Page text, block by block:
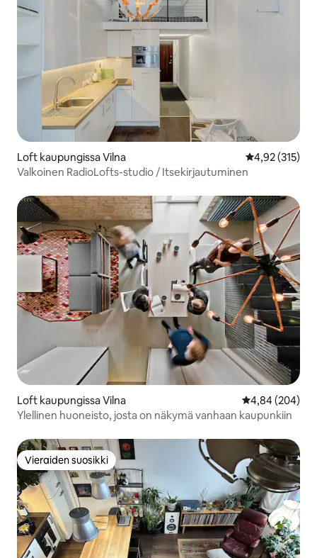
Loft kaupungissa Vilna
4,92 (315)
Valkoinen RadioLofts-studio / Itsekirjautuminen
Loft kaupungissa Vilna
4,84 (204)
Ylellinen huoneisto, josta on näkymä vanhaan kaupunkiin
Vieraiden suosikki
Vieraiden suosikki